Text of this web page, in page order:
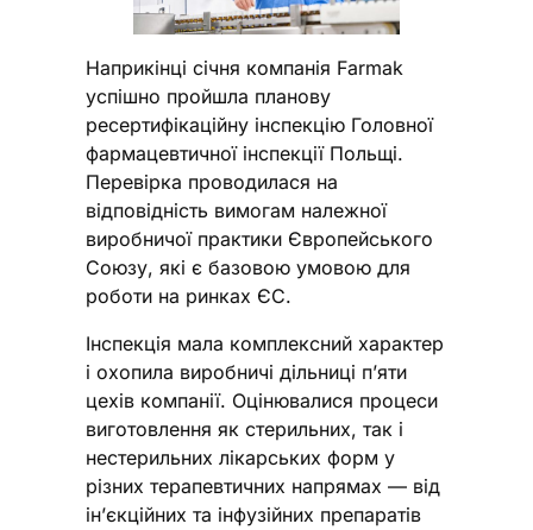
Наприкінці січня компанія Farmak
успішно пройшла планову
ресертифікаційну інспекцію Головної
фармацевтичної інспекції Польщі.
Перевірка проводилася на
відповідність вимогам належної
виробничої практики Європейського
Союзу, які є базовою умовою для
роботи на ринках ЄС.
Інспекція мала комплексний характер
і охопила виробничі дільниці п’яти
цехів компанії. Оцінювалися процеси
виготовлення як стерильних, так і
нестерильних лікарських форм у
різних терапевтичних напрямах — від
ін’єкційних та інфузійних препаратів